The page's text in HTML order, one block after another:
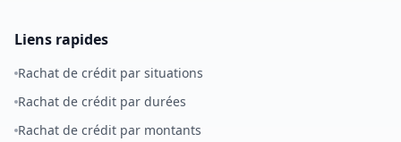
Liens rapides
Rachat de crédit par situations
Rachat de crédit par durées
Rachat de crédit par montants